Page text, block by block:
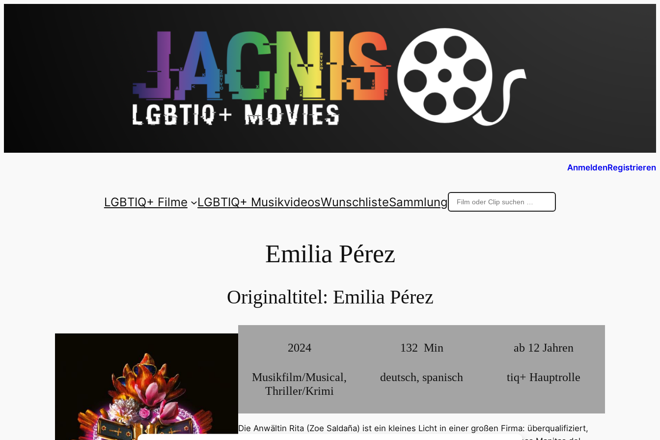
AnmeldenRegistrieren
LGBTIQ+ Filme LGBTIQ+ MusikvideosWunschlisteSammlung
Emilia Pérez
Originaltitel: Emilia Pérez
2024
Musikfilm/Musical,
Thriller/Krimi
132 Min
deutsch, spanisch
ab 12 Jahren
tiq+ Hauptrolle
Die Anwältin Rita (Zoe Saldaña) ist ein kleines Licht in einer großen Firma: überqualifiziert,